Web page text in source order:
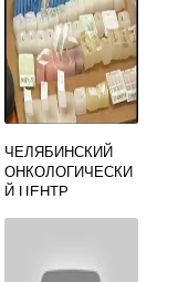
ЧЕЛЯБИНСКИЙ
ОНКОЛОГИЧЕСКИ
Й ЦЕНТР
САЙТ